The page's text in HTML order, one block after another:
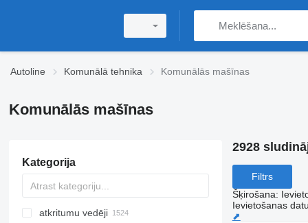
Autoline Komunālā tehnika Komunālās mašīnas
Komunālās mašīnas
Kategorija
atkritumu vedēji
2928
Filtrs
Šķirošana:
Ievietošanas
⬈